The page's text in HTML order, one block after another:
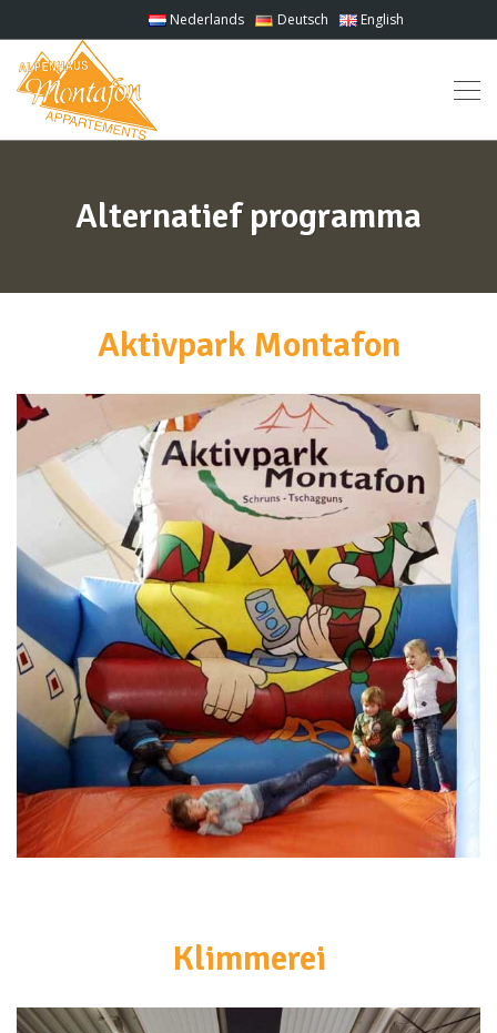
English
Deutsch
Nederlands
Alternatief programma
Aktivpark Montafon
Klimmerei